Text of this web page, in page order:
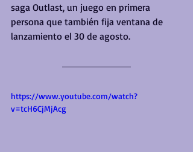
saga Outlast, un juego en primera
persona que también fija ventana de
lanzamiento el 30 de agosto.
https://www.youtube.com/watch?
v=tcH6CjMjAcg